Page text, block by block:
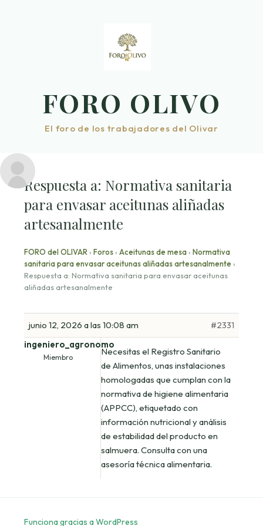
FORO OLIVO
El foro de los trabajadores del Olivar
Respuesta a: Normativa sanitaria
para envasar aceitunas aliñadas
artesanalmente
FORO del OLIVAR › Foros › Aceitunas de mesa › Normativa
sanitaria para envasar aceitunas aliñadas artesanalmente ›
Respuesta a: Normativa sanitaria para envasar aceitunas
aliñadas artesanalmente
junio 12, 2026 a las 10:08 am
#2331
ingeniero_agronomo
Miembro
Necesitas el Registro Sanitario
de Alimentos, unas instalaciones
homologadas que cumplan con la
normativa de higiene alimentaria
(APPCC), etiquetado con
información nutricional y análisis
de estabilidad del producto en
salmuera. Consulta con una
asesoría técnica alimentaria.
Funciona gracias a WordPress